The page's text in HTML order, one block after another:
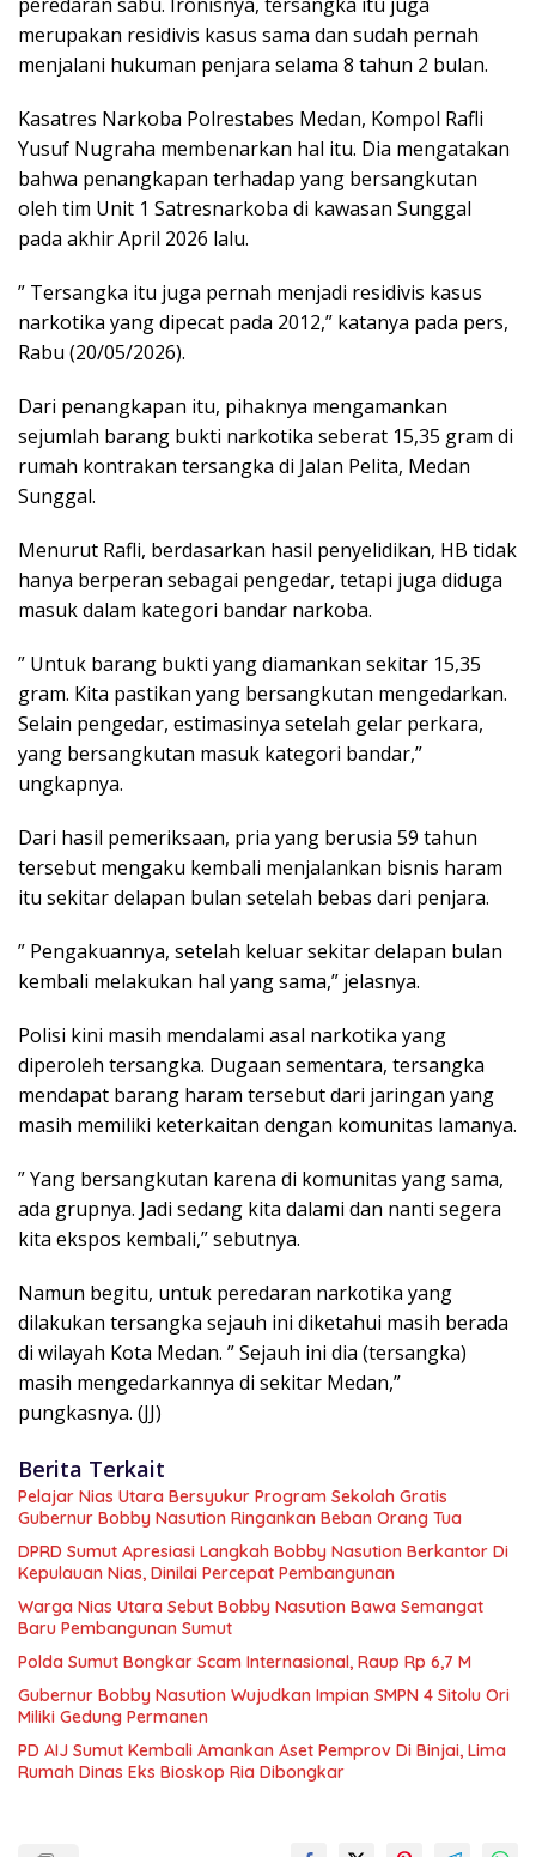
merupakan residivis kasus sama dan sudah pernah
menjalani hukuman penjara selama 8 tahun 2 bulan.
Kasatres Narkoba Polrestabes Medan, Kompol Rafli
Yusuf Nugraha membenarkan hal itu. Dia mengatakan
bahwa penangkapan terhadap yang bersangkutan
oleh tim Unit 1 Satresnarkoba di kawasan Sunggal
pada akhir April 2026 lalu.
” Tersangka itu juga pernah menjadi residivis kasus
narkotika yang dipecat pada 2012,” katanya pada pers,
Rabu (20/05/2026).
Dari penangkapan itu, pihaknya mengamankan
sejumlah barang bukti narkotika seberat 15,35 gram di
rumah kontrakan tersangka di Jalan Pelita, Medan
Sunggal.
Menurut Rafli, berdasarkan hasil penyelidikan, HB tidak
hanya berperan sebagai pengedar, tetapi juga diduga
masuk dalam kategori bandar narkoba.
” Untuk barang bukti yang diamankan sekitar 15,35
gram. Kita pastikan yang bersangkutan mengedarkan.
Selain pengedar, estimasinya setelah gelar perkara,
yang bersangkutan masuk kategori bandar,”
ungkapnya.
Dari hasil pemeriksaan, pria yang berusia 59 tahun
tersebut mengaku kembali menjalankan bisnis haram
itu sekitar delapan bulan setelah bebas dari penjara.
” Pengakuannya, setelah keluar sekitar delapan bulan
kembali melakukan hal yang sama,” jelasnya.
Polisi kini masih mendalami asal narkotika yang
diperoleh tersangka. Dugaan sementara, tersangka
mendapat barang haram tersebut dari jaringan yang
masih memiliki keterkaitan dengan komunitas lamanya.
” Yang bersangkutan karena di komunitas yang sama,
ada grupnya. Jadi sedang kita dalami dan nanti segera
kita ekspos kembali,” sebutnya.
Namun begitu, untuk peredaran narkotika yang
dilakukan tersangka sejauh ini diketahui masih berada
di wilayah Kota Medan. ” Sejauh ini dia (tersangka)
masih mengedarkannya di sekitar Medan,”
pungkasnya. (JJ)
Berita Terkait
Pelajar Nias Utara Bersyukur Program Sekolah Gratis
Gubernur Bobby Nasution Ringankan Beban Orang Tua
DPRD Sumut Apresiasi Langkah Bobby Nasution Berkantor Di
Kepulauan Nias, Dinilai Percepat Pembangunan
Warga Nias Utara Sebut Bobby Nasution Bawa Semangat
Baru Pembangunan Sumut
Polda Sumut Bongkar Scam Internasional, Raup Rp 6,7 M
Gubernur Bobby Nasution Wujudkan Impian SMPN 4 Sitolu Ori
Miliki Gedung Permanen
PD AIJ Sumut Kembali Amankan Aset Pemprov Di Binjai, Lima
Rumah Dinas Eks Bioskop Ria Dibongkar